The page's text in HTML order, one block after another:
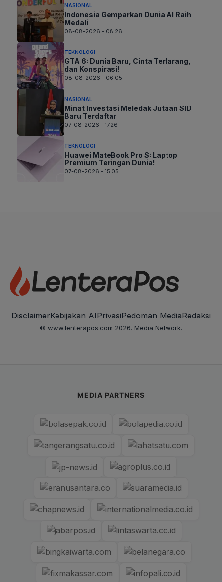
NASIONAL
Indonesia Gemparkan Dunia AI Raih
Medali
08-08-2026 - 08.26
TEKNOLOGI
GTA 6: Dunia Baru, Cinta Terlarang,
dan Konspirasi!
08-08-2026 - 06.05
NASIONAL
Minat Investasi Meledak Jutaan SID
Baru Terdaftar
07-08-2026 - 17.26
TEKNOLOGI
Huawei MateBook Pro S: Laptop
Premium Teringan Dunia!
07-08-2026 - 15.05
DisclaimerKebijakan AIPrivasiPedoman MediaRedaksi
© www.lenterapos.com 2026. Media Network.
MEDIA PARTNERS